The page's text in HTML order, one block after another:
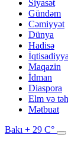
Siyasət
Gündəm
Cəmiyyət
Dünya
Hadisə
Maqazin
İdman
Diaspora
Elm və
Mətbuat
Bakı + 29 C°